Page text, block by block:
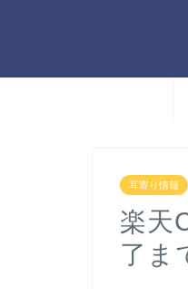
耳寄り情報
楽天
了ま